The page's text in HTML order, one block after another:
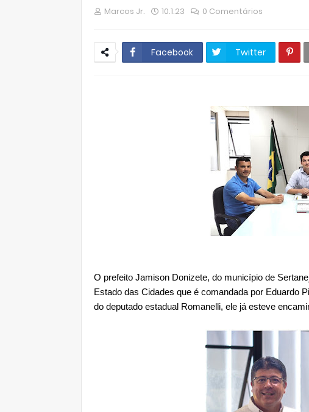
Marcos Jr. 10.1.23 0 Comentários
Facebook Twitter
O prefeito Jamison Donizete, do município de
Estado das Cidades que é comandada por Eduardo
do deputado estadual Romanelli, ele já esteve